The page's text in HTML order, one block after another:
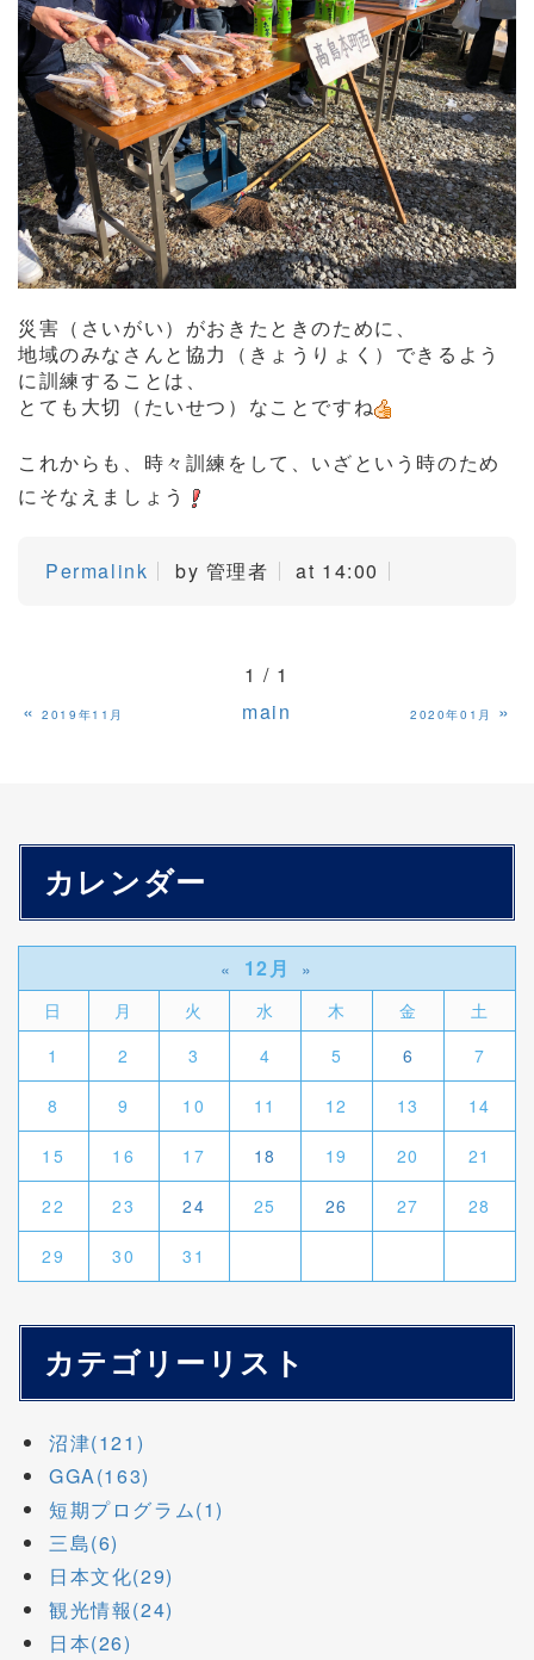
災害（さいがい）がおきたときのために、
地域のみなさんと協力（きょうりょく）できるよう
に訓練することは、
とても大切（たいせつ）なことですね
これからも、時々訓練をして、いざという時のため
にそなえましょう
Permalink by 管理者 at 14:00
1 / 1
«2019年11月 main 2020年01月 »
カレンダー
« 12月
»
日
月 火 水 木 金
土
1
2 3 4 5 6 7
8 9 10 11 12 13 14
15 16 17 18 19 20 21
22 23 24 25 26 27 28
29 30 31
カテゴリーリスト
沼津(121)
GGA(163)
短期プログラム(1)
三島(6)
日本文化(29)
観光情報(24)
日本(26)